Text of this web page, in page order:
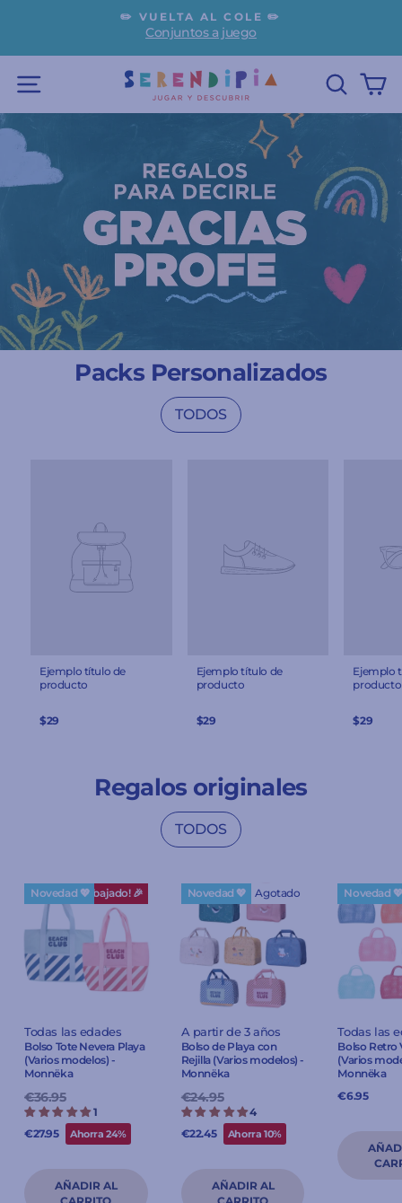
al
contenido
diapositivas
pausa
✏️ VUELTA AL COLE ✏️
Conjuntos a juego
NAVEGACIÓN
Packs Personalizados
TODOS
Ejemplo título de
producto
$29
Ejemplo título de
producto
$29
Ejemplo
producto
$29
Regalos originales
TODOS
¡Rebajado! 🎉
Novedad 💖
Todas las edades
Bolso Tote Nevera Playa
(Varios modelos) -
Monnëka
Precio
habitual
€36.95
de
oferta
1
€27.95
Ahorra 24%
Agotado
Novedad 💖
A partir de 3 años
Bolso de Playa con
Rejilla (Varios modelos) -
Monnëka
Precio
habitual
€24.95
de
oferta
4
€22.45
Ahorra 10%
Novedad
Todas las
Bolso Retro
(Varios
Monnëka
€6.95